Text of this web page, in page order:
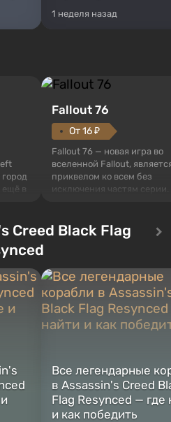
1 неделя назад
в
Fallout 76
От 16 ₽
Fallout 76 — новая игра во
вселенной Fallout,
приквелом ко всем без
исключения частям серии.
Оно же, по задумке
Vault-Tec, должно
Место действия Fallout...
Creed Black Flag
Все легендарные
в Assassin's Creed
Flag Resynced — где
и как победить